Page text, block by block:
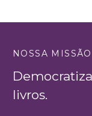
NOSSA MISSÃO
livros.